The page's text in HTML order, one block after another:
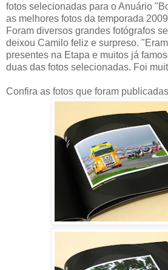
fotos selecionadas para o Anuário
as melhores fotos da temporada
Foram diversos grandes fotógrafos
deixou Camilo feliz e surpreso.
presentes na Etapa e muitos já
duas das fotos selecionadas. Foi
Confira as fotos que foram